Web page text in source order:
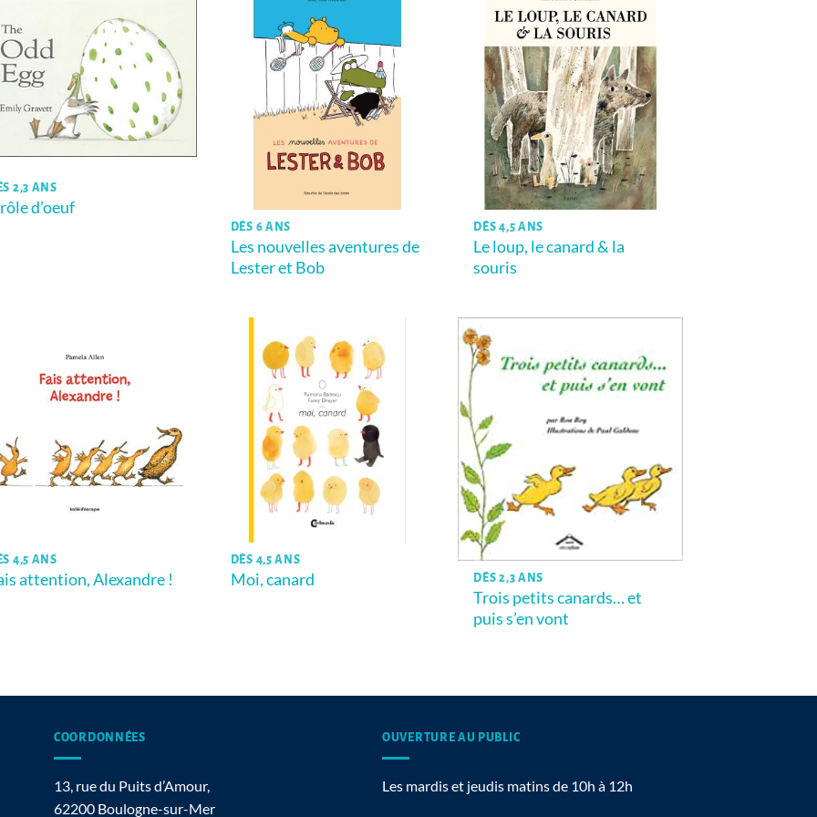
2,3 ANS
d’oeuf
DÈS 6 ANS
Les nouvelles aventures de
Lester et Bob
DÈS 4,5 ANS
Le loup, le canard & la
souris
4,5 ANS
attention, Alexandre !
DÈS 4,5 ANS
Moi, canard DÈS 2,3 ANS
Trois petits canards… et
puis s’en vont
COORDONNÉES
13, rue du Puits d’Amour,
62200 Boulogne-sur-Mer
OUVERTURE AU PUBLIC
Les mardis et jeudis matins de 10h à 12h